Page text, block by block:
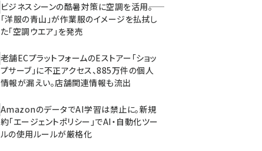
ビジネスシーンの酷暑対策に空調を活用――。
「洋服の青山」が作業服のイメージを払拭し
た「空調ウエア」を発売
老舗ECプラットフォームのEストアー「ショッ
プサーブ」に不正アクセス、885万件の個人
情報が漏えい。店舗関連情報も流出
AmazonのデータでAI学習は禁止に。新規
約「エージェントポリシー」でAI・自動化ツー
ルの使用ルールが厳格化